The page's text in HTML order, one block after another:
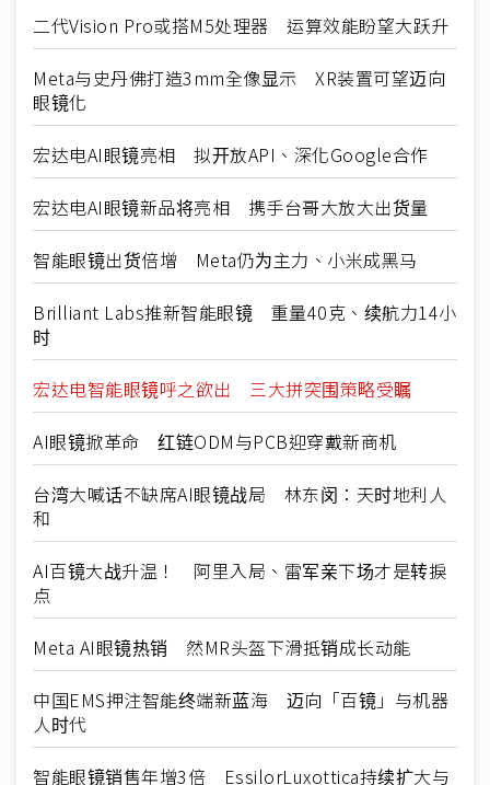
二代Vision Pro或搭M5处理器 运算效能盼望大跃升
Meta与史丹佛打造3mm全像显示 XR装置可望迈向
眼镜化
宏达电AI眼镜亮相 拟开放API、深化Google合作
宏达电AI眼镜新品将亮相 携手台哥大放大出货量
智能眼镜出货倍增 Meta仍为主力、小米成黑马
Brilliant Labs推新智能眼镜 重量40克、续航力14小
时
宏达电智能眼镜呼之欲出 三大拼突围策略受瞩
AI眼镜掀革命 红链ODM与PCB迎穿戴新商机
台湾大喊话不缺席AI眼镜战局 林东闵：天时地利人
和
AI百镜大战升温！ 阿里入局、雷军亲下场才是转捩
点
Meta AI眼镜热销 然MR头盔下滑抵销成长动能
中国EMS押注智能终端新蓝海 迈向「百镜」与机器
人时代
智能眼镜销售年增3倍 EssilorLuxottica持续扩大与